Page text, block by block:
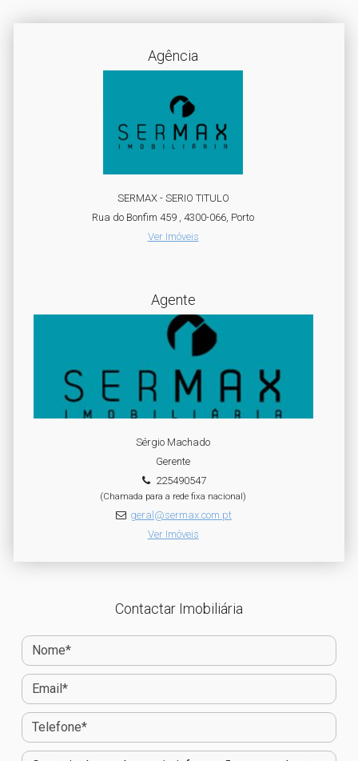
Agência
SERMAX - SERIO TITULO
Rua do Bonfim 459 , 4300-066, Porto
Ver Imóveis
Agente
Sérgio Machado
Gerente
225490547
(Chamada para a rede fixa nacional)
geral@sermax.com.pt
Ver Imóveis
Contactar Imobiliária